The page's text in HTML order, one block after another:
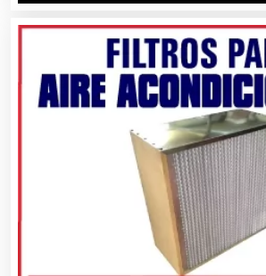
Clubes Deportivos
Cocinas Integrales
Combustibles y Lubricantes
Compresores de aire